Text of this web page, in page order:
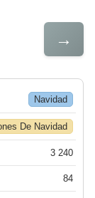
→
Navidad
De Navidad
3 240
84